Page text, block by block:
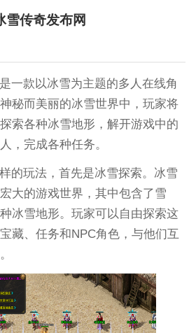
雪传奇发布网
一款以冰雪为主题的多人在线角
秘而美丽的冰雪世界中，玩家将
索各种冰雪地形，解开游戏中的
，完成各种任务。
的玩法，首先是冰雪探索。冰雪
大的游戏世界，其中包含了雪
冰雪地形。玩家可以自由探索这
藏、任务和NPC角色，与他们互